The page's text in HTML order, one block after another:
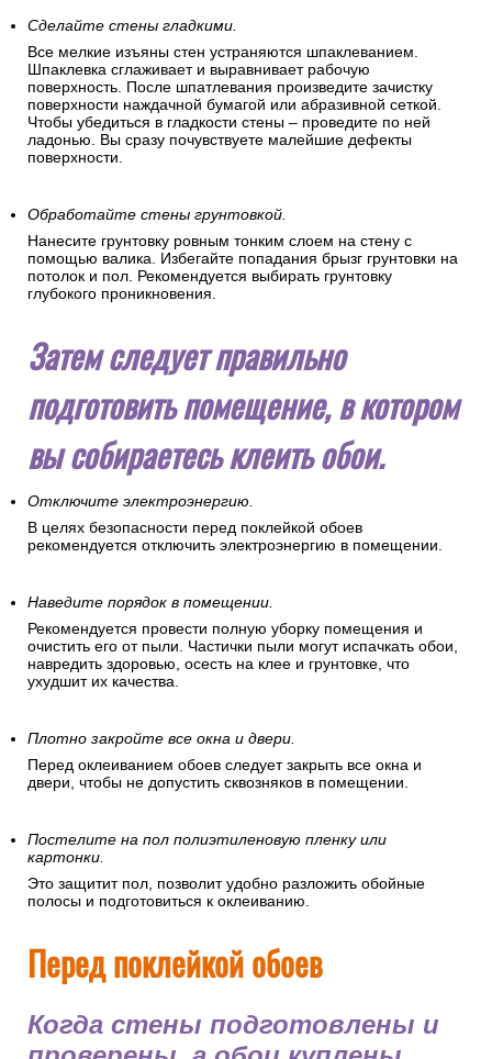
Сделайте стены гладкими.
Все мелкие изъяны стен устраняются шпаклеванием.
Шпаклевка сглаживает и выравнивает рабочую
поверхность. После шпатлевания произведите зачистку
поверхности наждачной бумагой или абразивной сеткой.
Чтобы убедиться в гладкости стены – проведите по ней
ладонью. Вы сразу почувствуете малейшие дефекты
поверхности.
Обработайте стены грунтовкой.
Нанесите грунтовку ровным тонким слоем на стену с
помощью валика. Избегайте попадания брызг грунтовки на
потолок и пол. Рекомендуется выбирать грунтовку
глубокого проникновения.
Затем следует правильно
подготовить помещение, в котором
вы собираетесь клеить обои.
Отключите электроэнергию.
В целях безопасности перед поклейкой обоев
рекомендуется отключить электроэнергию в помещении.
Наведите порядок в помещении.
Рекомендуется провести полную уборку помещения и
очистить его от пыли. Частички пыли могут испачкать обои,
навредить здоровью, осесть на клее и грунтовке, что
ухудшит их качества.
Плотно закройте все окна и двери.
Перед оклеиванием обоев следует закрыть все окна и
двери, чтобы не допустить сквозняков в помещении.
Постелите на пол полиэтиленовую пленку или
картонки.
Это защитит пол, позволит удобно разложить обойные
полосы и подготовиться к оклеиванию.
Перед поклейкой обоев
Когда стены подготовлены и